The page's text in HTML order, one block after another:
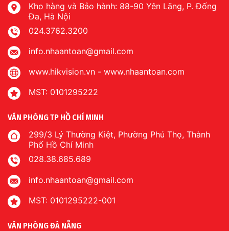
Kho hàng và Bảo hành: 88-90 Yên Lãng, P. Đống
Đa, Hà Nội
024.3762.3200
info.nhaantoan@gmail.com
www.hikvision.vn - www.nhaantoan.com
MST: 0101295222
VĂN PHÒNG TP HỒ CHÍ MINH
299/3 Lý Thường Kiệt, Phường Phú Thọ, Thành
Phố Hồ Chí Minh
028.38.685.689
info.nhaantoan@gmail.com
MST: 0101295222-001
VĂN PHÒNG ĐÀ NẴNG